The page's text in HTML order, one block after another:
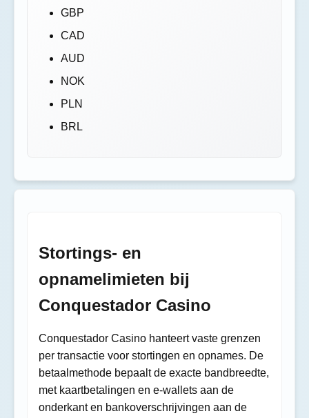
GBP
CAD
AUD
NOK
PLN
BRL
Stortings- en
opnamelimieten bij
Conquestador Casino
Conquestador Casino hanteert vaste grenzen
per transactie voor stortingen en opnames. De
betaalmethode bepaalt de exacte bandbreedte,
met kaartbetalingen en e-wallets aan de
onderkant en bankoverschrijvingen aan de